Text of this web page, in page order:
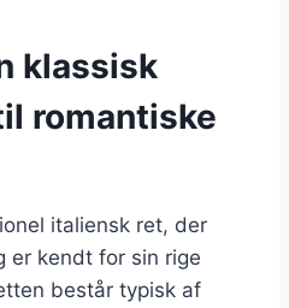
klassisk
romantiske
italiensk ret, der
er kendt for sin rige
består typisk af